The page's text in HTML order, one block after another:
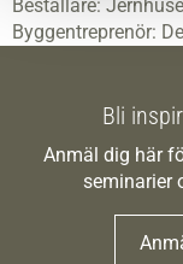
Beställare:
Byggentreprenör:
Bli
Anmäl dig här
seminarier